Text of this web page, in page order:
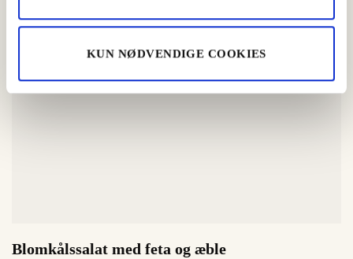
KUN NØDVENDIGE COOKIES
Blomkålssalat med feta og æble